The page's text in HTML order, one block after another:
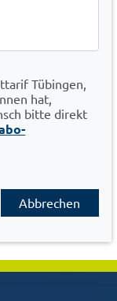
Tübingen,
hat,
bitte direkt
Abbrechen